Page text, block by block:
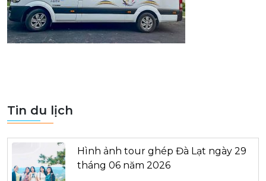
Tin du lịch
Hình ảnh tour ghép Đà Lạt ngày 29
tháng 06 năm 2026